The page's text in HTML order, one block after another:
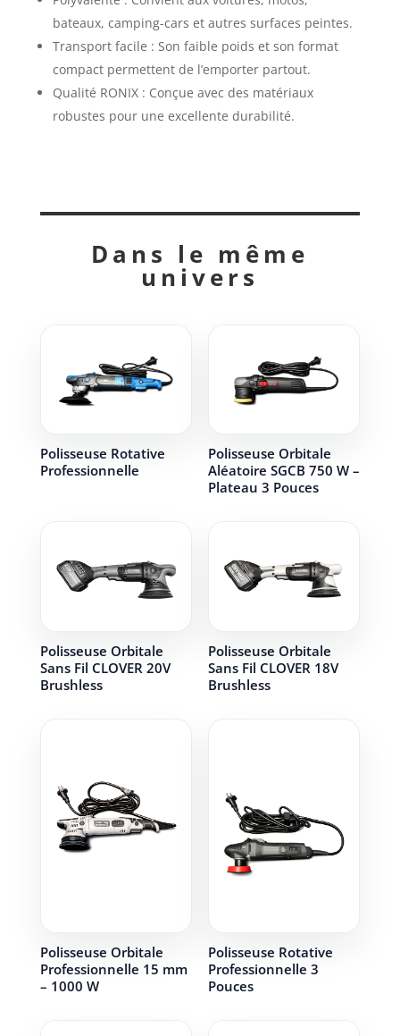
bateaux, camping-cars et autres surfaces peintes.
Transport facile : Son faible poids et son format
compact permettent de l’emporter partout.
Qualité RONIX : Conçue avec des matériaux
robustes pour une excellente durabilité.
Dans le même
univers
Polisseuse Rotative
Professionnelle
Polisseuse Orbitale
Aléatoire SGCB 750 W –
Plateau 3 Pouces
Polisseuse Orbitale
Sans Fil CLOVER 20V
Brushless
Polisseuse Orbitale
Sans Fil CLOVER 18V
Brushless
Polisseuse Orbitale
Professionnelle 15 mm
– 1000 W
Polisseuse Rotative
Professionnelle 3
Pouces